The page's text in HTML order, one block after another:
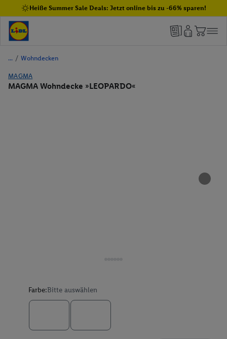
Heiße Summer Sale Deals: Jetzt online bis zu -66% sparen!
/ Wohndecken
MAGMA
MAGMA Wohndecke »LEOPARDO«
Farbe:Bitte auswählen